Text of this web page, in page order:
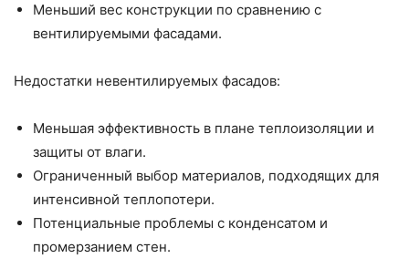
Меньший вес конструкции по сравнению с
вентилируемыми фасадами.
Недостатки невентилируемых фасадов:
Меньшая эффективность в плане теплоизоляции и
защиты от влаги.
Ограниченный выбор материалов, подходящих для
интенсивной теплопотери.
Потенциальные проблемы с конденсатом и
промерзанием стен.